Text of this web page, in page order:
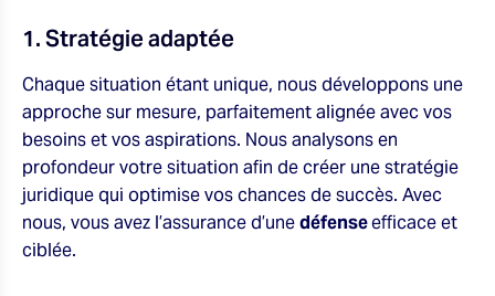
1. Stratégie adaptée
Chaque situation étant unique, nous développons une
approche sur mesure, parfaitement alignée avec vos
besoins et vos aspirations. Nous analysons en
profondeur votre situation afin de créer une stratégie
juridique qui optimise vos chances de succès. Avec
nous, vous avez l’assurance d’unedéfenseefficace et
ciblée.